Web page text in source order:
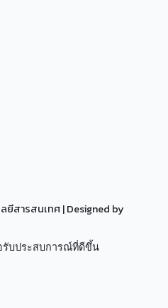
ยีสารสนเทศ| Designed by
รับประสบการณ์ที่ดีขึ้น